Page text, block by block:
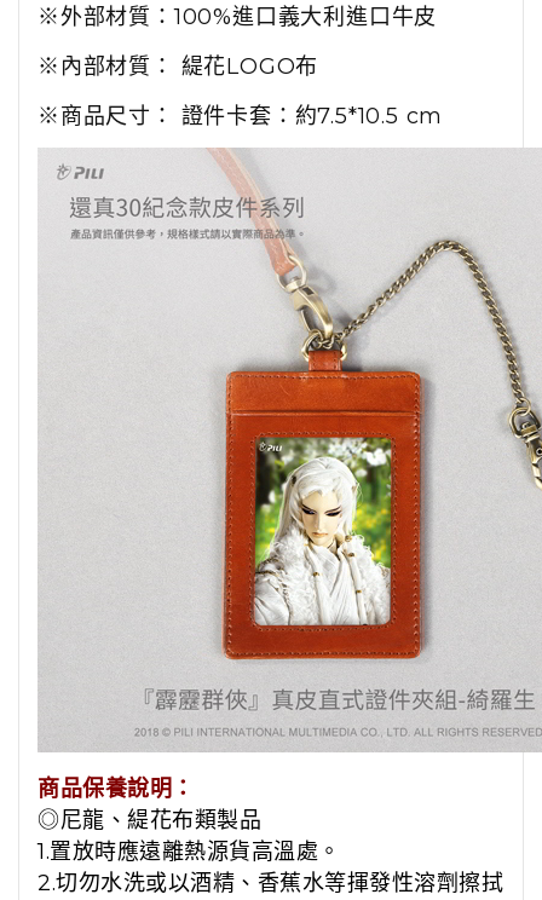
※外部材質：100%進口義大利進口牛皮
※內部材質： 緹花LOGO布
※商品尺寸： 證件卡套：約7.5*10.5 cm
商品保養說明：
◎尼龍、緹花布類製品
1.置放時應遠離熱源貨高溫處。
2.切勿水洗或以酒精、香蕉水等揮發性溶劑擦拭